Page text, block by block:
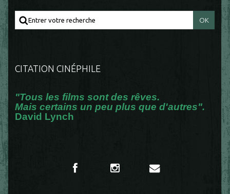
CITATION CINÉPHILE
"Tous les films sont des rêves.
Mais certains un peu plus que d'autres".
David Lynch